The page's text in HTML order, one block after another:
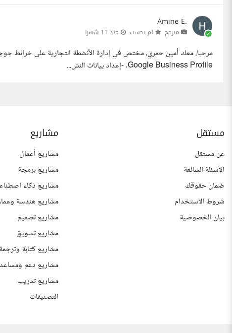
Amine E.
مبرمج لم يحسب منذ 11 شهرا
مرحبا، معك أمين حمري، مختص في إدارة الأنشطة التجارية على خرائط
Google Business Profile. -إعداد بيانات النش...
مستقل
عن مستقل
الأسئلة الشائعة
ضمان حقوقك
شروط الاستخدام
بيان الخصوصية
مشاريع
مشاريع أعمال
مشاريع برمجة
مشاريع ذكاء
مشاريع هندسة
مشاريع تصميم
مشاريع تسويق
مشاريع كتابة وترجمة
مشاريع دعم
مشاريع تدريب
التصنيفات